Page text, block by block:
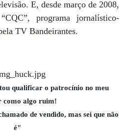
E, desde março de 2008,
programa jornalístico-
TV Bandeirantes.
qualificar o patrocínio no meu
como algo ruim!
de vendido, mas sei que não
é"